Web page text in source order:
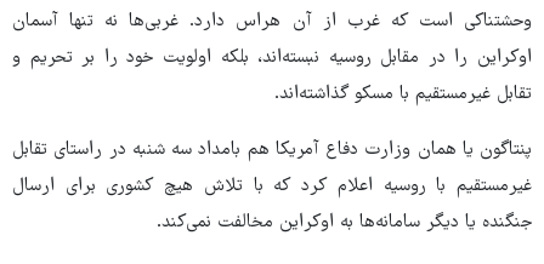
وحشتناکی است که غرب از آن هراس دارد. غربی‌ها نه تنها آسمان
اوکراین را در مقابل روسیه نبسته‌اند، بلکه اولویت خود را بر تحریم و
تقابل غیرمستقیم با مسکو گذاشته‌اند.
پنتاگون یا همان وزارت دفاع آمریکا هم بامداد سه شنبه در راستای تقابل
غیرمستقیم با روسیه اعلام کرد که با تلاش هیچ کشوری برای ارسال
جنگنده یا دیگر سامانه‌ها به اوکراین مخالفت نمی‌کند.